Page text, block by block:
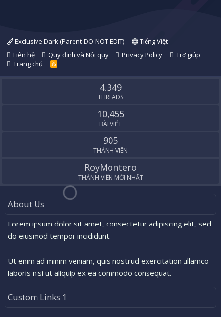
Exclusive Dark (Parent-DO-NOT-EDIT)
Tiếng Việt
Liên hệ
Quy định và Nội quy Privacy Policy
Trợ giúp
Trang chủ
R
S
4,349
THREADS
10,455
BÀI VIẾT
905
THÀNH VIÊN
RoyMontero
THÀNH VIÊN MỚI NHẤT
About Us
Lorem ipsum dolor sit amet, consectetur adipiscing elit, sed
do eiusmod tempor incididunt.
Ut enim ad minim veniam, quis nostrud exercitation ullamco
laboris nisi ut aliquip ex ea commodo consequat.
Custom Links 1